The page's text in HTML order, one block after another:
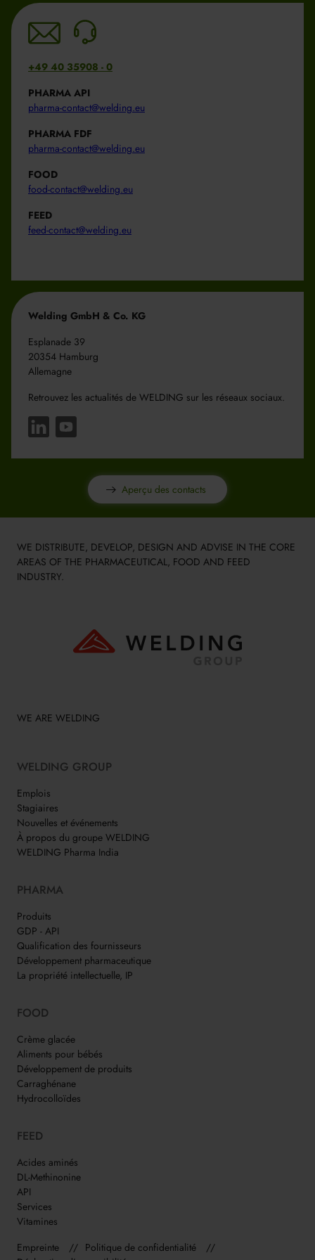
+49 40 35908 - 0
PHARMA API
pharma-contact@welding.eu
PHARMA FDF
pharma-contact@welding.eu
FOOD
food-contact@welding.eu
FEED
feed-contact@welding.eu
Welding GmbH & Co. KG
Esplanade 39
20354 Hamburg
Allemagne
Retrouvez les actualités de WELDING sur les réseaux sociaux.
Aperçu des contacts
WE DISTRIBUTE, DEVELOP, DESIGN AND ADVISE IN THE CORE
AREAS OF THE PHARMACEUTICAL, FOOD AND FEED
INDUSTRY.
WE ARE WELDING
WELDING GROUP
Emplois
Stagiaires
Nouvelles et événements
À propos du groupe WELDING
WELDING Pharma India
PHARMA
Produits
GDP - API
Qualification des fournisseurs
Développement pharmaceutique
La propriété intellectuelle, IP
FOOD
Crème glacée
Aliments pour bébés
Développement de produits
Carraghénane
Hydrocolloïdes
FEED
Acides aminés
DL-Methinonine
API
Services
Vitamines
Empreinte
Politique de confidentialité